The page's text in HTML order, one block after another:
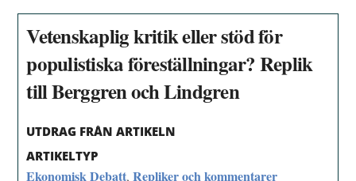
Vetenskaplig kritik eller stöd för
populistiska föreställningar? Replik
till Berggren och Lindgren
UTDRAG FRÅN ARTIKELN
ARTIKELTYP
Ekonomisk Debatt,Repliker och kommentarer